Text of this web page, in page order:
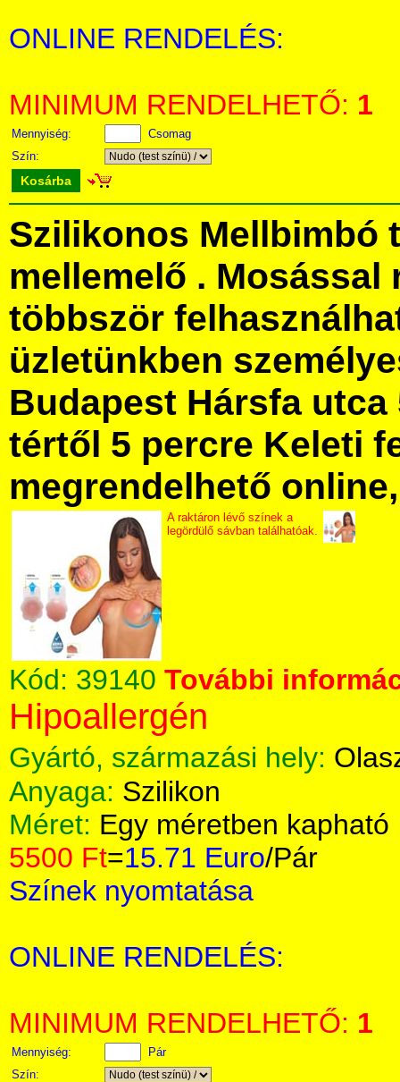
ONLINE RENDELÉS:
MINIMUM RENDELHETŐ: 1
Mennyiség:
Csomag
Szín:
Kosárba
Szilikonos Mellbimbó
mellemelő . Mosással
többször
üzletünkben
Budapest Hársfa utca
tértől 5 percre Keleti
megrendelhető
A raktáron lévő színek a
legördülő sávban találhatóak.
Kód: 39140 További
Hipoallergén
Gyártó, származási hely:
Anyaga: Szilikon
Méret: Egy méretben kapható
5500 Ft=15.71 Euro/Pár
Színek nyomtatása
ONLINE RENDELÉS:
MINIMUM RENDELHETŐ: 1
Mennyiség:
Pár
Szín: